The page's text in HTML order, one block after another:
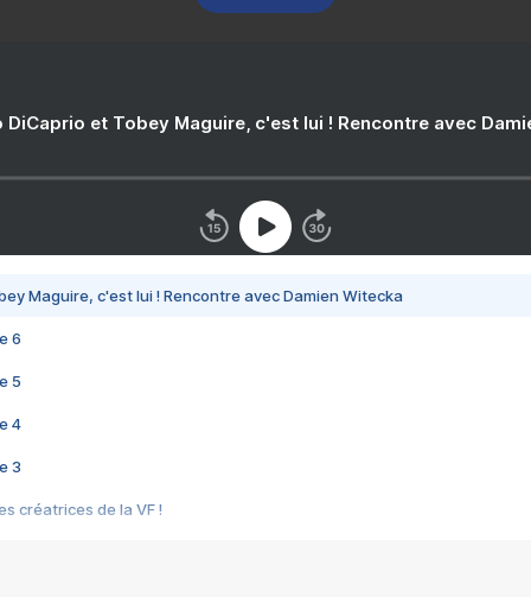
DiCaprio et Tobey Maguire, c'est lui ! Rencontre avec
Maguire, c'est lui ! Rencontre avec Damien Witecka
6
5
4
3
créatrices de la VF !